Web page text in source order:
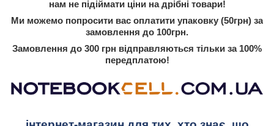
нам не підіймати ціни на дрібні товари!
Ми можемо попросити вас оплатити упаковку (50грн) за
замовлення до 100грн.
Замовлення до 300 грн відправляються тільки за 100%
передплатою!